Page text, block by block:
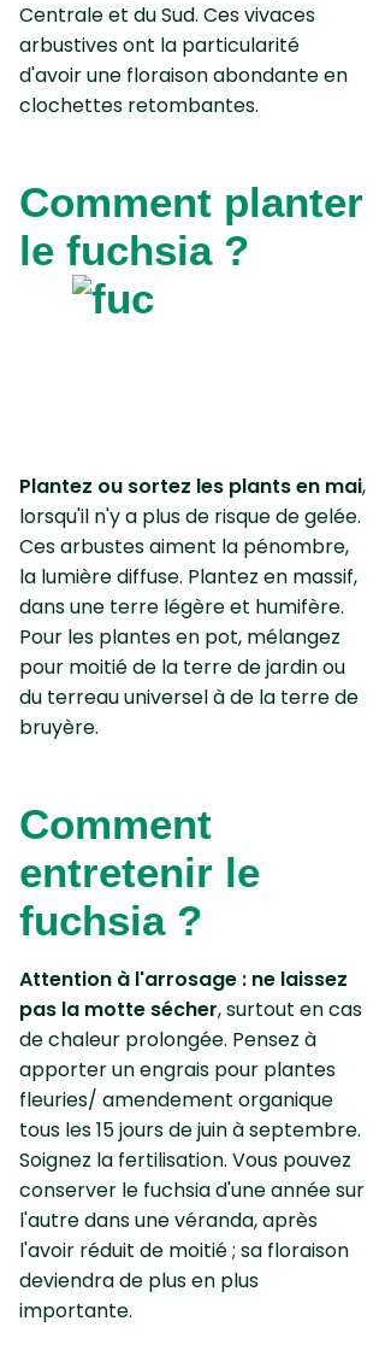
Centrale et du Sud. Ces vivaces
arbustives ont la particularité
d'avoir une floraison abondante en
clochettes retombantes.
Comment planter
le fuchsia ?
Plantez ou sortez les plants en mai,
lorsqu'il n'y a plus de risque de gelée.
Ces arbustes aiment la pénombre,
la lumière diffuse. Plantez en massif,
dans une terre légère et humifère.
Pour les plantes en pot, mélangez
pour moitié de la terre de jardin ou
du terreau universel à de la terre de
bruyère.
Comment
entretenir le
fuchsia ?
Attention à l'arrosage : ne laissez
pas la motte sécher, surtout en cas
de chaleur prolongée. Pensez à
apporter un engrais pour plantes
fleuries/ amendement organique
tous les 15 jours de juin à septembre.
Soignez la fertilisation. Vous pouvez
conserver le fuchsia d'une année sur
l'autre dans une véranda, après
l'avoir réduit de moitié ; sa floraison
deviendra de plus en plus
importante.